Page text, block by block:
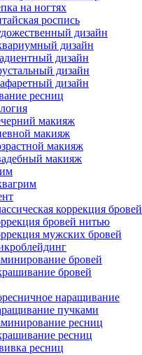
на ногтях
роспись
дизайн
дизайн
дизайн
дизайн
дизайн
ресниц
макияж
макияж
макияж
макияж
коррекция бровей
бровей нитью
мужских бровей
бровей
бровей
наращивание
пучками
ресниц
ресниц
ресниц